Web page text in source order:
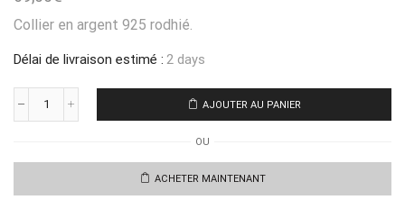
Collier en argent 925 rodhié.
Délai de livraison estimé : 2 days
quantité
Cléf
AJOUTER AU PANIER
OU
ACHETER MAINTENANT